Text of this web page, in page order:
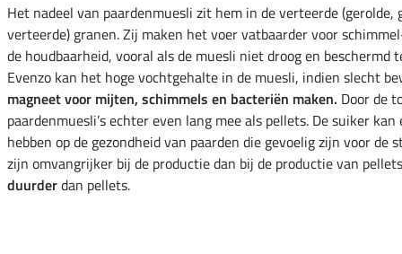
Het nadeel van paardenmuesli zit hem in de verteerde
verteerde) granen. Zij maken het voer vatbaarder voor
de houdbaarheid, vooral als de muesli niet droog en beschermd
Evenzo kan het hoge vochtgehalte in de muesli, indien slecht
magneet voor mijten, schimmels en bacteriën maken. Door de
paardenmuesli’s echter even lang mee als pellets. De suiker
hebben op de gezondheid van paarden die gevoelig zijn voor de
zijn omvangrijker bij de productie dan bij de productie van
duurderdan pellets.